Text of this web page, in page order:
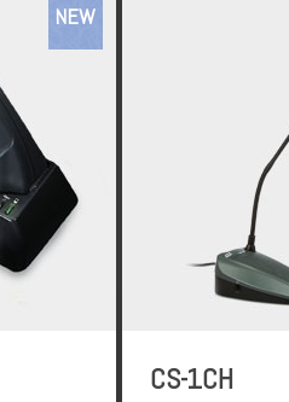
NEW
CS-1CH